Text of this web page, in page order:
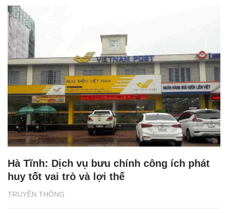
TRUYỀN THÔNG
Hà Tĩnh: Dịch vụ bưu chính công ích phát
huy tốt vai trò và lợi thế